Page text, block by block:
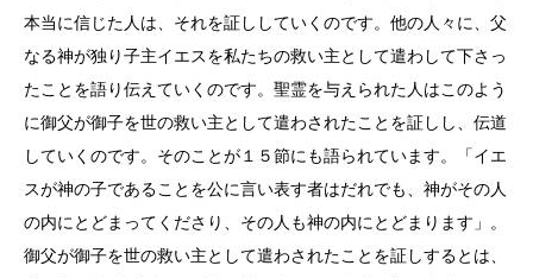
本当に信じた人は、それを証ししていくのです。他の人々に、父
なる神が独り子主イエスを私たちの救い主として遣わして下さっ
たことを語り伝えていくのです。聖霊を与えられた人はこのよう
に御父が御子を世の救い主として遣わされたことを証しし、伝道
していくのです。そのことが１５節にも語られています。「イエ
スが神の子であることを公に言い表す者はだれでも、神がその人
の内にとどまってくださり、その人も神の内にとどまります」。
御父が御子を世の救い主として遣わされたことを証しするとは、